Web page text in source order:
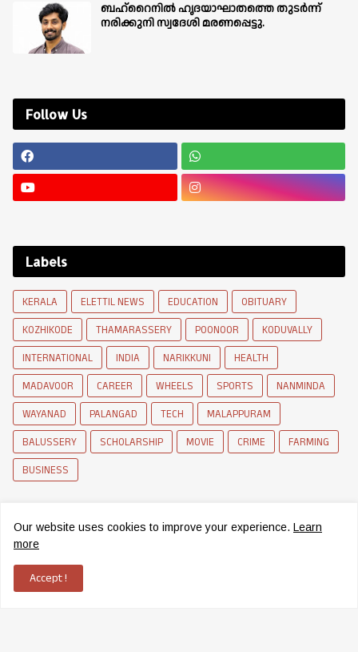
ബഹ്‌റൈനിൽ ഹൃദയാഘാതത്തെ തുടർന്ന്
നരിക്കുനി സ്വദേശി മരണപ്പെട്ടു.
Follow Us
Labels
KERALA ELETTIL NEWS EDUCATION
OBITUARY
KOZHIKODE
THAMARASSERY POONOOR
KODUVALLY
INTERNATIONAL
INDIA NARIKKUNI
HEALTH
MADAVOOR
CAREER WHEELS SPORTS
NANMINDA
WAYANAD
PALANGAD TECH
MALAPPURAM
BALUSSERY
SCHOLARSHIP MOVIE CRIME
FARMING
BUSINESS
Our website uses cookies to improve your experience. Learn
more
Accept !